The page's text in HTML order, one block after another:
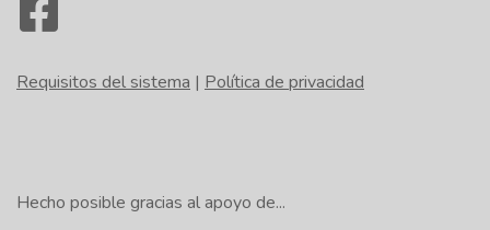
Requisitos del sistema | Política de privacidad
Hecho posible gracias al apoyo de...